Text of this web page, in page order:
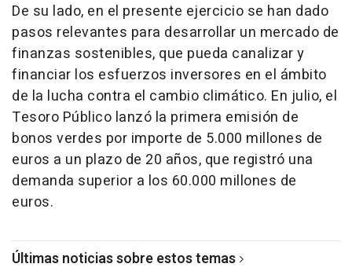
De su lado, en el presente ejercicio se han dado
pasos relevantes para desarrollar un mercado de
finanzas sostenibles, que pueda canalizar y
financiar los esfuerzos inversores en el ámbito
de la lucha contra el cambio climático. En julio, el
Tesoro Público lanzó la primera emisión de
bonos verdes por importe de 5.000 millones de
euros a un plazo de 20 años, que registró una
demanda superior a los 60.000 millones de
euros.
Últimas noticias sobre estos temas